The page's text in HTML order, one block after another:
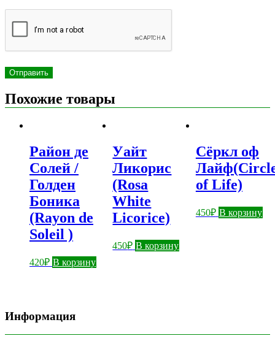
Похожие товары
Район де
Солей /
Голден
Боника
(Rayon de
Soleil )
420₽ В корзину
Уайт
Ликорис
(Rosa
White
Licorice)
450₽ В корзину
Сёркл оф
of Life)
450₽ В корзину
Информация